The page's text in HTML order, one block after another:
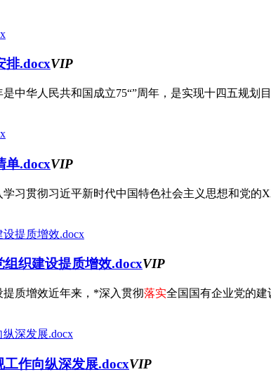
排.docxVIP
中华人民共和国成立75“”周年，是实现十四五规划
单.docxVIP
习贯彻习近平新时代中国特色社会主义思想和党的
织建设提质增效.docxVIP
质增效近年来，*深入贯彻落实全国国有企业党的建
工作向纵深发展.docxVIP